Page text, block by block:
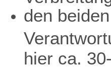
den
hier ca.